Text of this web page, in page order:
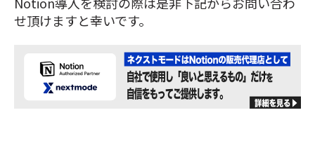
せ頂けますと幸いです。